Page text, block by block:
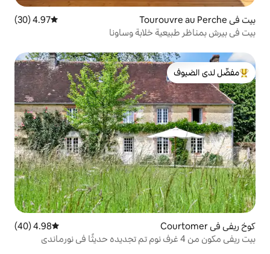
متوسط التقييم 4.97 من 5، 30 مراجعات
4.97 (30)
خلابة وساونا
الضيوف
متوسط التقييم 4.98 من 5، 40 مراجعات